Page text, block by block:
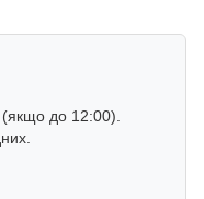
(якщо до 12:00).